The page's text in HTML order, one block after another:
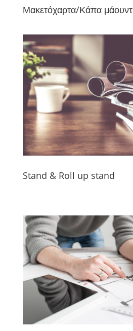
Μακετόχαρτα/Κάπα μάουντ
Stand & Roll up stand